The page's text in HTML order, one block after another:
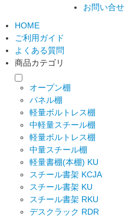
お問い合せ
HOME
ご利用ガイド
よくある質問
商品カテゴリ
オープン棚
パネル棚
軽量ボルトレス棚
中軽量スチール棚
軽量ボルトレス棚
中量スチール棚
軽量書棚(本棚) KU
スチール書架 KCJA
スチール書架 KU
スチール書架 RKU
デスクラック RDR